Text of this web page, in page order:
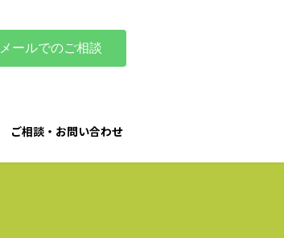
メールでのご相談
ご相談・お問い合わせ